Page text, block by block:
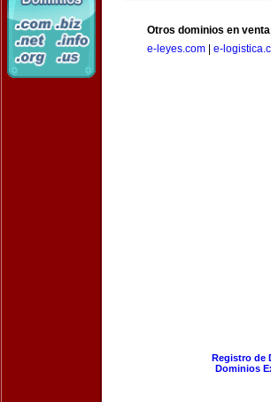
Otros dominios en
e-leyes.com
e-
Registro de
Dominios